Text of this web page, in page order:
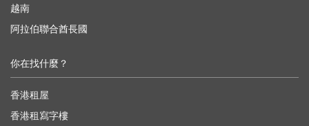
越南
阿拉伯聯合酋長國
你在找什麼？
香港租屋
香港租寫字樓